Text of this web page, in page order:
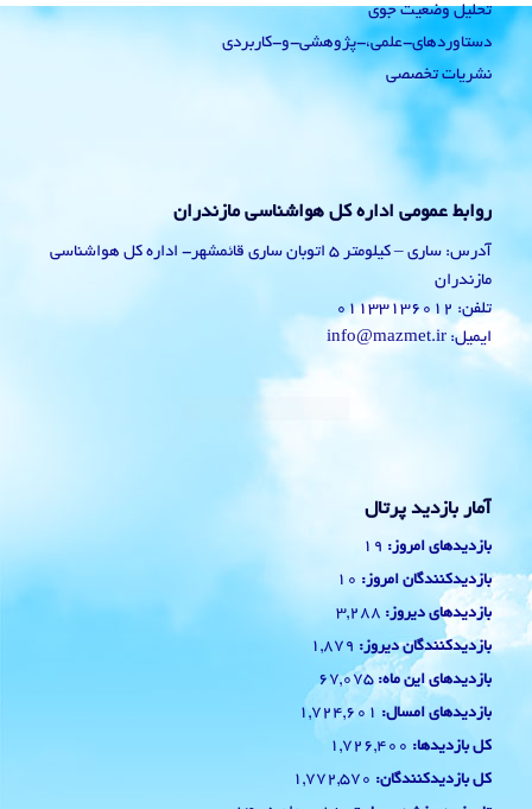
تحلیل وضعیت جوی
دستاوردهای-علمی،-پژوهشی-و-کاربردی
نشریات تخصصی
روابط عمومی اداره کل هواشناسی مازندران
آدرس: ساری – کیلومتر 5 اتوبان ساری قائمشهر- اداره کل هواشناسی
مازندران
تلفن: 01133136012
ایمیل: info@mazmet.ir
آمار بازدید پرتال
بازدیدهای امروز: 19
بازدیدکنندگان امروز: 10
بازدیدهای دیروز: 3,288
بازدیدکنندگان دیروز: 1,879
بازدیدهای این ماه: 67,075
بازدیدهای امسال: 1,724,601
کل بازدیدها: 1,726,400
کل بازدیدکنند‌گان: 1,772,570